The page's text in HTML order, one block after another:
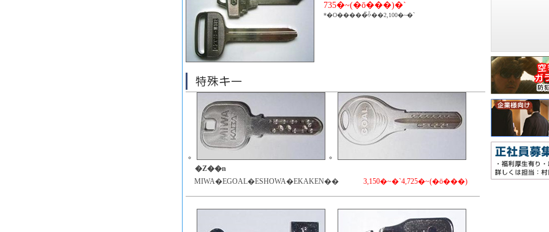
735�~(�ō���)�`
*�O�����̏ꍇ��2,100�~�`
�Z��n
MIWA�EGOAL�ESHOWA�EKAKEN��
3,150�~�`4,725�~(�ō���)